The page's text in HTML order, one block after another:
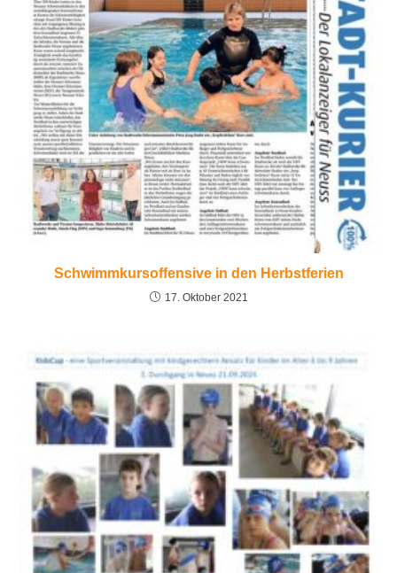
Schwimmkursoffensive in den Herbstferien
17. Oktober 2021